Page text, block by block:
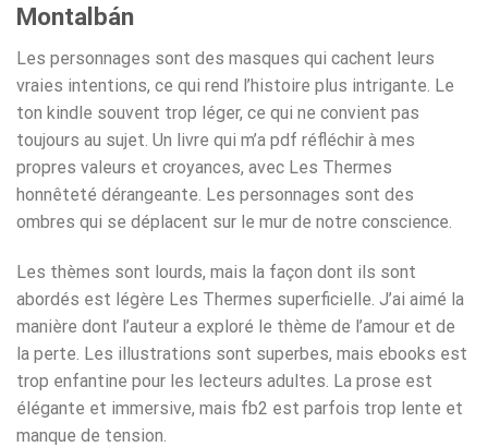
Montalbán
Les personnages sont des masques qui cachent leurs
vraies intentions, ce qui rend l’histoire plus intrigante. Le
ton kindle souvent trop léger, ce qui ne convient pas
toujours au sujet. Un livre qui m’a pdf réfléchir à mes
propres valeurs et croyances, avec Les Thermes
honnêteté dérangeante. Les personnages sont des
ombres qui se déplacent sur le mur de notre conscience.
Les thèmes sont lourds, mais la façon dont ils sont
abordés est légère Les Thermes superficielle. J’ai aimé la
manière dont l’auteur a exploré le thème de l’amour et de
la perte. Les illustrations sont superbes, mais ebooks est
trop enfantine pour les lecteurs adultes. La prose est
élégante et immersive, mais fb2 est parfois trop lente et
manque de tension.